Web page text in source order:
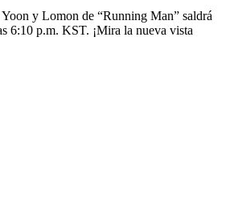
y Lomon de “Running Man” saldrá
6:10 p.m. KST. ¡Mira la nueva vista